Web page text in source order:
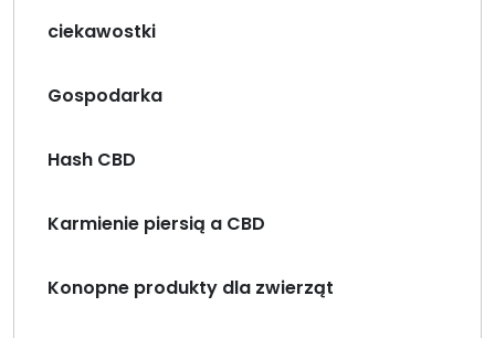
ciekawostki
Gospodarka
Hash CBD
Karmienie piersią a CBD
Konopne produkty dla zwierząt